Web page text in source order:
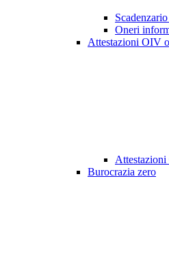
Oneri
Attestazioni OIV
Burocrazia zero